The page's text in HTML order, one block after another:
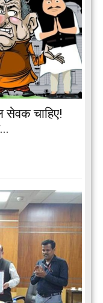
सेवक चाहिए!